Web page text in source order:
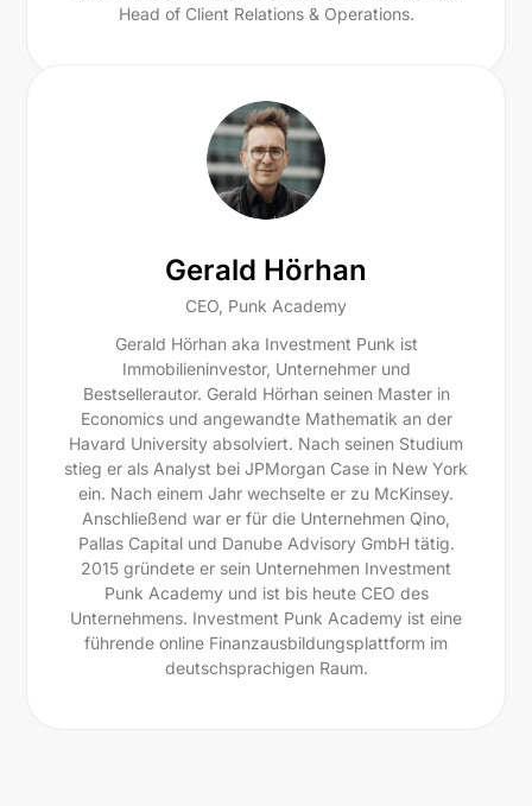
Head of Client Relations & Operations.
Gerald Hörhan
CEO, Punk Academy
Gerald Hörhan aka Investment Punk ist
Immobilieninvestor, Unternehmer und
Bestsellerautor. Gerald Hörhan seinen Master in
Economics und angewandte Mathematik an der
Havard University absolviert. Nach seinen Studium
stieg er als Analyst bei JPMorgan Case in New York
ein. Nach einem Jahr wechselte er zu McKinsey.
Anschließend war er für die Unternehmen Qino,
Pallas Capital und Danube Advisory GmbH tätig.
2015 gründete er sein Unternehmen Investment
Punk Academy und ist bis heute CEO des
Unternehmens. Investment Punk Academy ist eine
führende online Finanzausbildungsplattform im
deutschsprachigen Raum.